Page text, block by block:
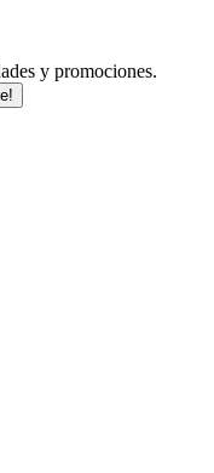
y promociones.